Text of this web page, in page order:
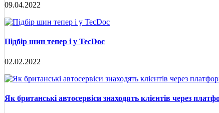
09.04.2022
Підбір шин тепер і у TecDoc
02.02.2022
Як британські автосервіси знаходять клієнтів через